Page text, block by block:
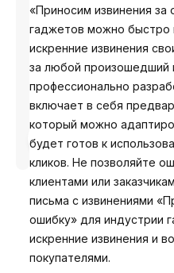
Разработано
Анастасия
«Приносим извинения за
гаджетов можно быстро
искренние извинения
за любой произошедший
профессионально
включает в себя
который можно
будет готов к
кликов. Не позволяйте
клиентами или
письма с извинениями
ошибку» для индустрии
искренние извинения и
покупателями.